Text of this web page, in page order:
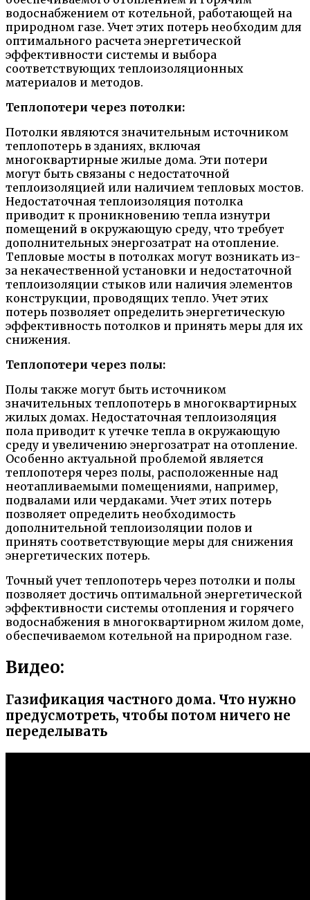
водоснабжением от котельной, работающей на
природном газе. Учет этих потерь необходим для
оптимального расчета энергетической
эффективности системы и выбора
соответствующих теплоизоляционных
материалов и методов.
Теплопотери через потолки:
Потолки являются значительным источником
теплопотерь в зданиях, включая
многоквартирные жилые дома. Эти потери
могут быть связаны с недостаточной
теплоизоляцией или наличием тепловых мостов.
Недостаточная теплоизоляция потолка
приводит к проникновению тепла изнутри
помещений в окружающую среду, что требует
дополнительных энергозатрат на отопление.
Тепловые мосты в потолках могут возникать из-
за некачественной установки и недостаточной
теплоизоляции стыков или наличия элементов
конструкции, проводящих тепло. Учет этих
потерь позволяет определить энергетическую
эффективность потолков и принять меры для их
снижения.
Теплопотери через полы:
Полы также могут быть источником
значительных теплопотерь в многоквартирных
жилых домах. Недостаточная теплоизоляция
пола приводит к утечке тепла в окружающую
среду и увеличению энергозатрат на отопление.
Особенно актуальной проблемой является
теплопотеря через полы, расположенные над
неотапливаемыми помещениями, например,
подвалами или чердаками. Учет этих потерь
позволяет определить необходимость
дополнительной теплоизоляции полов и
принять соответствующие меры для снижения
энергетических потерь.
Точный учет теплопотерь через потолки и полы
позволяет достичь оптимальной энергетической
эффективности системы отопления и горячего
водоснабжения в многоквартирном жилом доме,
обеспечиваемом котельной на природном газе.
Видео:
Газификация частного дома. Что нужно
предусмотреть, чтобы потом ничего не
переделывать